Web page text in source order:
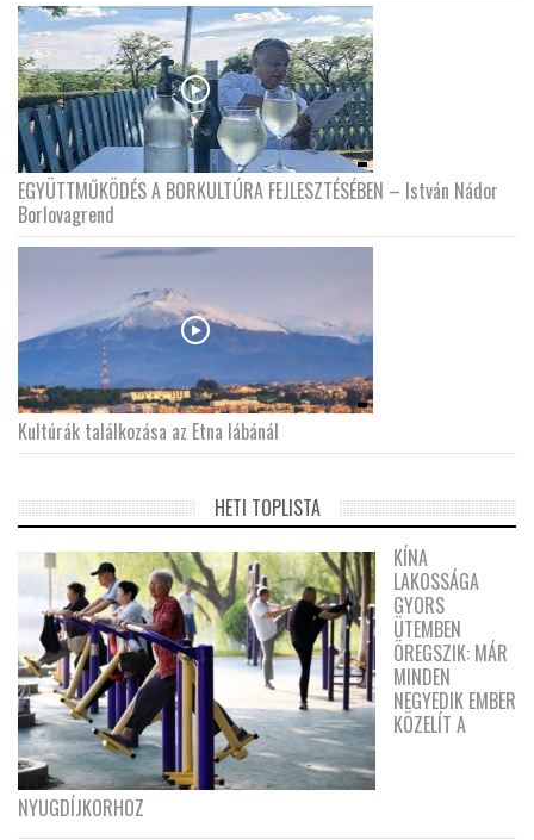
EGYÜTTMŰKÖDÉS A BORKULTÚRA FEJLESZTÉSÉBEN – István Nádor
Borlovagrend
Kultúrák találkozása az Etna lábánál
HETI TOPLISTA
KÍNA
LAKOSSÁGA
GYORS
ÜTEMBEN
ÖREGSZIK: MÁR
MINDEN
NEGYEDIK EMBER
KÖZELÍT A
NYUGDÍJKORHOZ